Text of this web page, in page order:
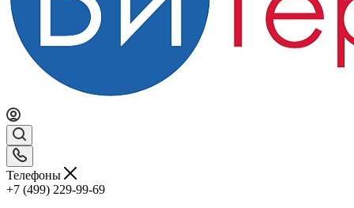
Телефоны
+7 (499) 229-99-69